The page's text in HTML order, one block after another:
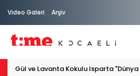
Video Galeri Arşiv